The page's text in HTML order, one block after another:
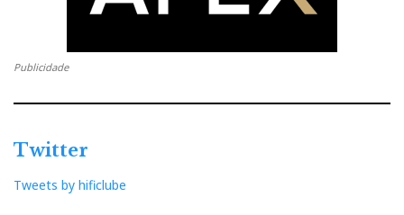
Publicidade
Twitter
Tweets by hificlube